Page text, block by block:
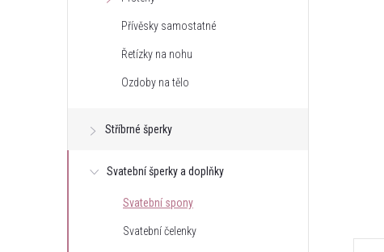
Přívěsky samostatné
Řetízky na nohu
Ozdoby na tělo
Stříbrné šperky
Svatební šperky a doplňky
Svatební spony
Svatební čelenky